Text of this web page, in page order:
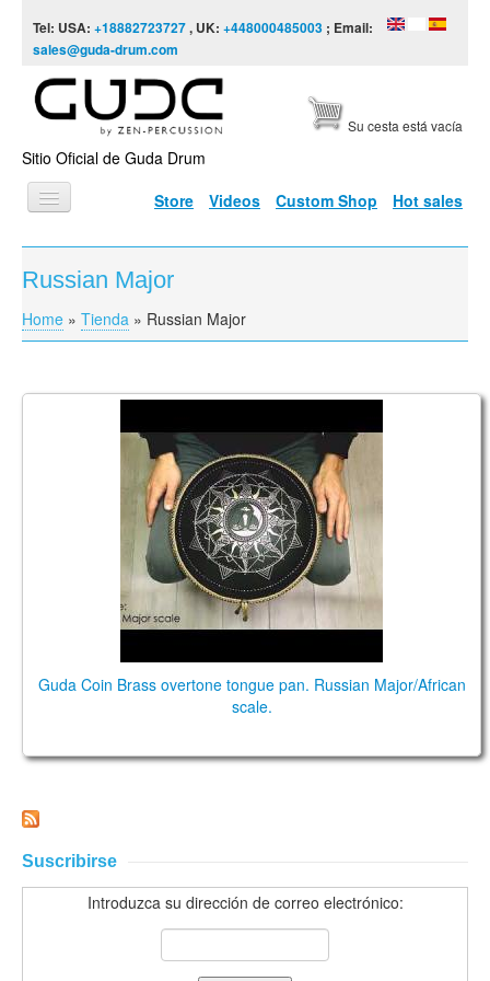
Tel: USA: +18882723727, UK: +448000485003 ; Email:
sales@guda-drum.com
Sitio Oficial de Guda Drum
Su cesta está vacía
Store Videos Custom Shop Hot sales
INICIO
TIPOS DE GUDA
DISEÑOS
CONTÁCTENOS
Russian Major
You are here
Home » Tienda » Russian Major
Major/African scale.
Guda Coin Brass overtone tongue pan. Russian Major/African
scale.
Suscribirse
Introduzca su dirección de correo electrónico: